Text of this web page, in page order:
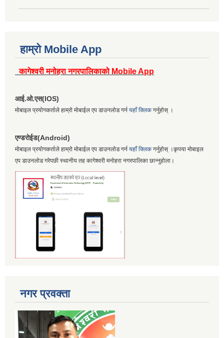
हाम्रो Mobile App
कागेश्वरी मनोहरा नगरपालिकाको Mobile App
आई.ओ.एस(IOS)
मोबाइल प्रयोगकर्ताले हाम्रो मोबाईल एप डाउनलोड गर्न यहाँ क्लिक गर्नुहोस् ।
एण्डरोईड(Android)
मोबाइल प्रयोगकर्ताले हाम्रो मोबाईल एप डाउनलोड गर्न यहाँ क्लिक गर्नुहोस् ।कृपया मोबाइल
एप डाउनलोड गरेपछी स्थानीय तह कागेश्वरी मनोहरा नगरपालिका छान्नुहोला।
नगर प्रवक्ता